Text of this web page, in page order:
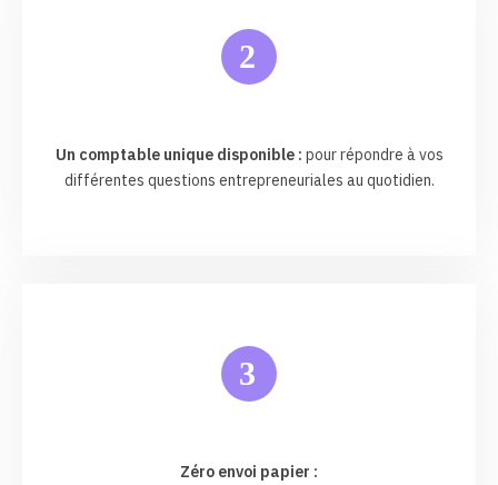
2
Un comptable unique disponible : pour répondre à vos
différentes questions entrepreneuriales au quotidien.
3
Zéro envoi papier :